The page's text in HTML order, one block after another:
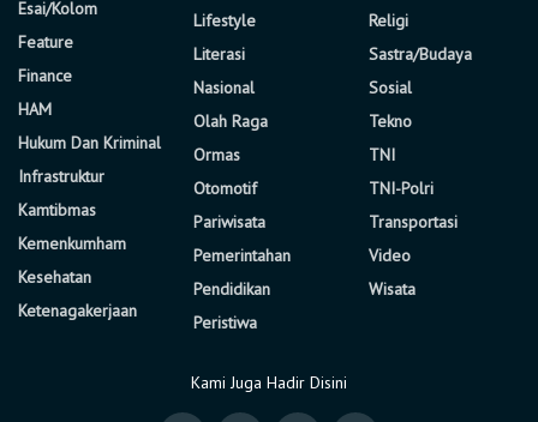
Esai/Kolom
Feature
Finance
HAM
Hukum Dan Kriminal
Infrastruktur
Kamtibmas
Kemenkumham
Kesehatan
Ketenagakerjaan
Lifestyle
Literasi
Nasional
Olah Raga
Ormas
Otomotif
Pariwisata
Pemerintahan
Pendidikan
Peristiwa
Religi
Sastra/Budaya
Sosial
Tekno
TNI
TNI-Polri
Transportasi
Video
Wisata
Kami Juga Hadir Disini